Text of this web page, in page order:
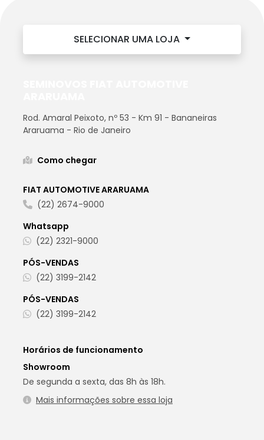
SELECIONAR UMA LOJA
Rod. Amaral Peixoto, nº 53 - Km 91 - Bananeiras
Araruama - Rio de Janeiro
Como chegar
FIAT AUTOMOTIVE ARARUAMA
(22) 2674-9000
Whatsapp
(22) 2321-9000
PÓS-VENDAS
(22) 3199-2142
PÓS-VENDAS
(22) 3199-2142
Horários de funcionamento
Showroom
De segunda a sexta, das 8h às 18h.
Mais informações sobre essa loja